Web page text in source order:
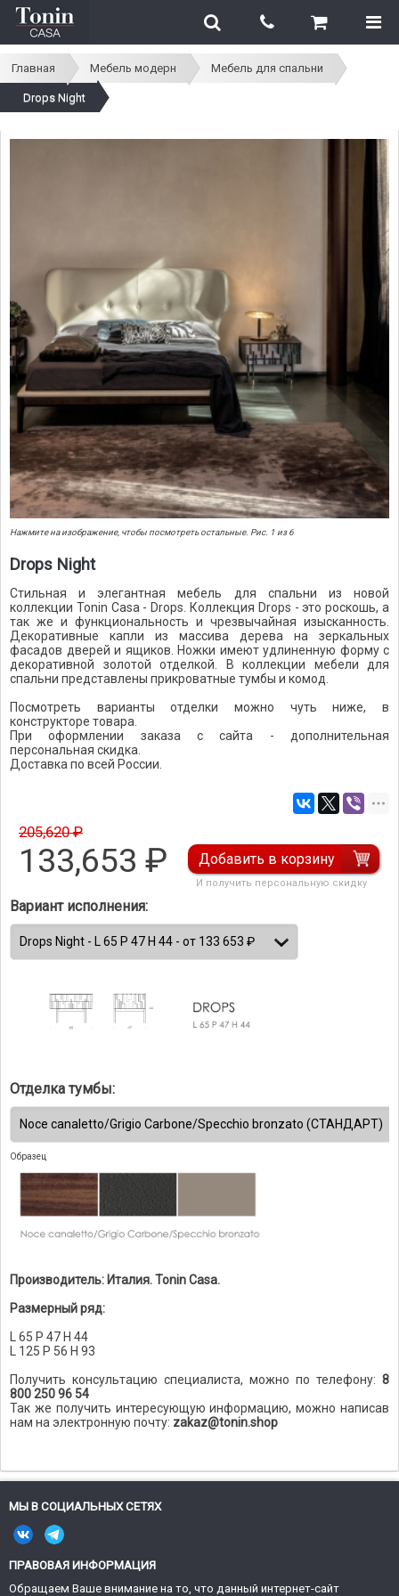
Главная Мебель модерн Мебель для спальни
Drops Night
Нажмите на изображение, чтобы посмотреть остальные. Рис. 1 из 6
Drops Night
Стильная и элегантная мебель для спальни из новой
коллекции Tonin Casa - Drops. Коллекция Drops - это роскошь, а
так же и функциональность и чрезвычайная изысканность.
Декоративные капли из массива дерева на зеркальных
фасадов дверей и ящиков. Ножки имеют удлиненную форму с
декоративной золотой отделкой. В коллекции мебели для
спальни представлены прикроватные тумбы и комод.
Посмотреть варианты отделки можно чуть ниже, в
конструкторе товара.
При оформлении заказа с сайта - дополнительная
персональная скидка.
Доставка по всей России.
205,620 ₽
133,653 ₽ Добавить в корзину
И получить персональную скидку
Вариант исполнения:
Отделка тумбы:
Образец
Производитель: Италия. Tonin Casa.
Размерный ряд:
L 65 P 47 H 44
L 125 P 56 H 93
Получить консультацию специалиста, можно по телефону: 8
800 250 96 54
Так же получить интересующую информацию, можно написав
нам на электронную почту: zakaz@tonin.shop
МЫ В СОЦИАЛЬНЫХ СЕТЯХ
ПРАВОВАЯ ИНФОРМАЦИЯ
Обращаем Ваше внимание на то, что данный интернет-сайт